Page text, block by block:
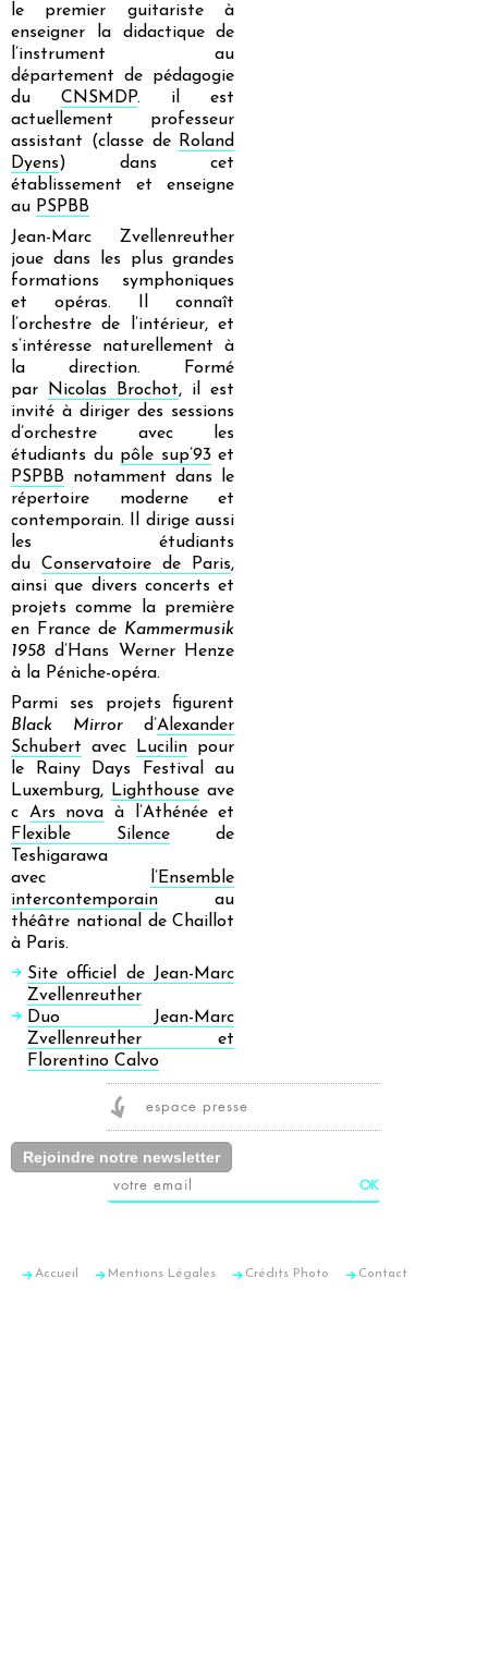
le premier guitariste à
enseigner la didactique de
l’instrument au
département de pédagogie
duCNSMDP. il est
actuellement professeur
assistant (classe de
Roland
Dyens) dans cet
établissement et enseigne
au PSPBB
Jean-Marc Zvellenreuther
joue dans les plus grandes
formations symphoniques
et opéras. Il connaît
l’orchestre de l’intérieur, et
s’intéresse naturellement à
la direction. Formé
par
Nicolas Brochot, il est
invité à diriger des sessions
d’orchestre avec les
étudiants du pôle sup’93et
PSPBB notamment dans le
répertoire moderne et
contemporain. Il dirige aussi
les étudiants
duConservatoire de Paris,
ainsi que divers concerts et
projets comme la première
en France de Kammermusik
1958 d’Hans Werner Henze
à la Péniche-opéra.
Parmi ses projets figurent
Black Mirror d’Alexander
Schubert avec Lucilin pour
le Rainy Days Festival au
Luxemburg,
Lighthouse ave
c Ars nova à l’Athénée et
Flexible Silence de
Teshigarawa
avec
l’Ensemble
intercontemporain au
théâtre national de Chaillot
à Paris.
Site officiel de Jean-Marc
Zvellenreuther
Duo Jean-Marc
Zvellenreuther et
Florentino Calvo
espace presse
Rejoindre notre newsletter
Accueil Mentions Légales Crédits Photo Contact